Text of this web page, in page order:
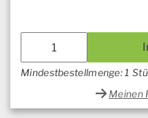
Mindestbestellmenge: 1
Meinen